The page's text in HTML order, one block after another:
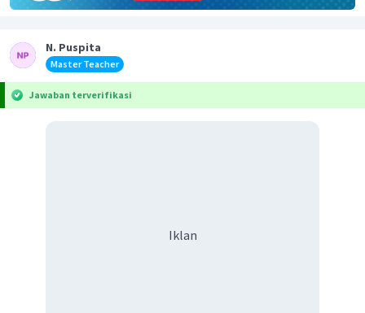
N. Puspita
Master Teacher
Jawaban terverifikasi
Iklan